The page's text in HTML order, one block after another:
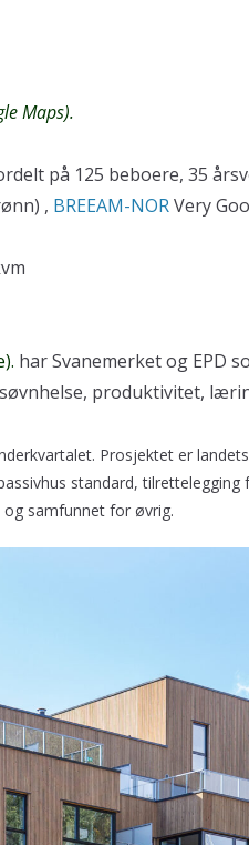
Maps).
på 125 beboere, 35
, BREEAM-NORVery
har Svanemerket og EPD
produktivitet,
Prosjektet er
standard,
samfunnet for øvrig.